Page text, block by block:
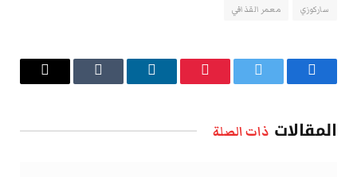
ساركوزي معمر القذافي
فيسبوك تويتر بينتيريستلينكدإن Tumblr
البريد
المقالات ذات الصلة